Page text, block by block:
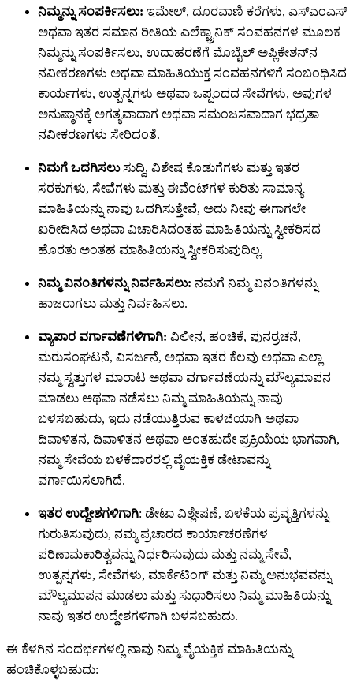
ನಿಮ್ಮನ್ನು ಸಂಪರ್ಕಿಸಲು: ಇಮೇಲ್, ದೂರವಾಣಿ ಕರೆಗಳು, ಎಸ್‌ಎಂಎಸ್
ಅಥವಾ ಇತರ ಸಮಾನ ರೀತಿಯ ಎಲೆಕ್ಟ್ರಾನಿಕ್ ಸಂವಹನಗಳ ಮೂಲಕ
ನಿಮ್ಮನ್ನು ಸಂಪರ್ಕಿಸಲು, ಉದಾಹರಣೆಗೆ ಮೊಬೈಲ್ ಅಪ್ಲಿಕೇಶನ್‌ನ
ನವೀಕರಣಗಳು ಅಥವಾ ಮಾಹಿತಿಯುಕ್ತ ಸಂವಹನಗಳಿಗೆ ಸಂಬಂಧಿಸಿದ
ಕಾರ್ಯಗಳು, ಉತ್ಪನ್ನಗಳು ಅಥವಾ ಒಪ್ಪಂದದ ಸೇವೆಗಳು, ಅವುಗಳ
ಅನುಷ್ಠಾನಕ್ಕೆ ಅಗತ್ಯವಾದಾಗ ಅಥವಾ ಸಮಂಜಸವಾದಾಗ ಭದ್ರತಾ
ನವೀಕರಣಗಳು ಸೇರಿದಂತೆ.
ನಿಮಗೆ ಒದಗಿಸಲುಸುದ್ದಿ, ವಿಶೇಷ ಕೊಡುಗೆಗಳು ಮತ್ತು ಇತರ
ಸರಕುಗಳು, ಸೇವೆಗಳು ಮತ್ತು ಈವೆಂಟ್‌ಗಳ ಕುರಿತು ಸಾಮಾನ್ಯ
ಮಾಹಿತಿಯನ್ನು ನಾವು ಒದಗಿಸುತ್ತೇವೆ, ಅದು ನೀವು ಈಗಾಗಲೇ
ಖರೀದಿಸಿದ ಅಥವಾ ವಿಚಾರಿಸಿದಂತಹ ಮಾಹಿತಿಯನ್ನು ಸ್ವೀಕರಿಸದ
ಹೊರತು ಅಂತಹ ಮಾಹಿತಿಯನ್ನು ಸ್ವೀಕರಿಸುವುದಿಲ್ಲ.
ನಿಮ್ಮ ವಿನಂತಿಗಳನ್ನು ನಿರ್ವಹಿಸಲು: ನಮಗೆ ನಿಮ್ಮ ವಿನಂತಿಗಳನ್ನು
ಹಾಜರಾಗಲು ಮತ್ತು ನಿರ್ವಹಿಸಲು.
ವ್ಯಾಪಾರ ವರ್ಗಾವಣೆಗಳಿಗಾಗಿ: ವಿಲೀನ, ಹಂಚಿಕೆ, ಪುನರ್ರಚನೆ,
ಮರುಸಂಘಟನೆ, ವಿಸರ್ಜನೆ, ಅಥವಾ ಇತರ ಕೆಲವು ಅಥವಾ ಎಲ್ಲಾ
ನಮ್ಮ ಸ್ವತ್ತುಗಳ ಮಾರಾಟ ಅಥವಾ ವರ್ಗಾವಣೆಯನ್ನು ಮೌಲ್ಯಮಾಪನ
ಮಾಡಲು ಅಥವಾ ನಡೆಸಲು ನಿಮ್ಮ ಮಾಹಿತಿಯನ್ನು ನಾವು
ಬಳಸಬಹುದು, ಇದು ನಡೆಯುತ್ತಿರುವ ಕಾಳಜಿಯಾಗಿ ಅಥವಾ
ದಿವಾಳಿತನ, ದಿವಾಳಿತನ ಅಥವಾ ಅಂತಹುದೇ ಪ್ರಕ್ರಿಯೆಯ ಭಾಗವಾಗಿ,
ನಮ್ಮ ಸೇವೆಯ ಬಳಕೆದಾರರಲ್ಲಿ ವೈಯಕ್ತಿಕ ಡೇಟಾವನ್ನು
ವರ್ಗಾಯಿಸಲಾಗಿದೆ.
ಇತರ ಉದ್ದೇಶಗಳಿಗಾಗಿ: ಡೇಟಾ ವಿಶ್ಲೇಷಣೆ, ಬಳಕೆಯ ಪ್ರವೃತ್ತಿಗಳನ್ನು
ಗುರುತಿಸುವುದು, ನಮ್ಮ ಪ್ರಚಾರದ ಕಾರ್ಯಾಚರಣೆಗಳ
ಪರಿಣಾಮಕಾರಿತ್ವವನ್ನು ನಿರ್ಧರಿಸುವುದು ಮತ್ತು ನಮ್ಮ ಸೇವೆ,
ಉತ್ಪನ್ನಗಳು, ಸೇವೆಗಳು, ಮಾರ್ಕೆಟಿಂಗ್ ಮತ್ತು ನಿಮ್ಮ ಅನುಭವವನ್ನು
ಮೌಲ್ಯಮಾಪನ ಮಾಡಲು ಮತ್ತು ಸುಧಾರಿಸಲು ನಿಮ್ಮ ಮಾಹಿತಿಯನ್ನು
ನಾವು ಇತರ ಉದ್ದೇಶಗಳಿಗಾಗಿ ಬಳಸಬಹುದು.
ಈ ಕೆಳಗಿನ ಸಂದರ್ಭಗಳಲ್ಲಿ ನಾವು ನಿಮ್ಮ ವೈಯಕ್ತಿಕ ಮಾಹಿತಿಯನ್ನು
ಹಂಚಿಕೊಳ್ಳಬಹುದು: